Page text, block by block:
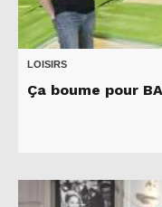
LOISIRS
Ça boume pour